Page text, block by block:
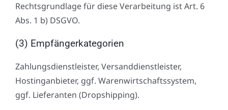
Rechtsgrundlage für diese Verarbeitung ist Art. 6
Abs. 1 b) DSGVO.
(3) Empfängerkategorien
Zahlungsdienstleister, Versanddienstleister,
Hostinganbieter, ggf. Warenwirtschaftssystem,
ggf. Lieferanten (Dropshipping).